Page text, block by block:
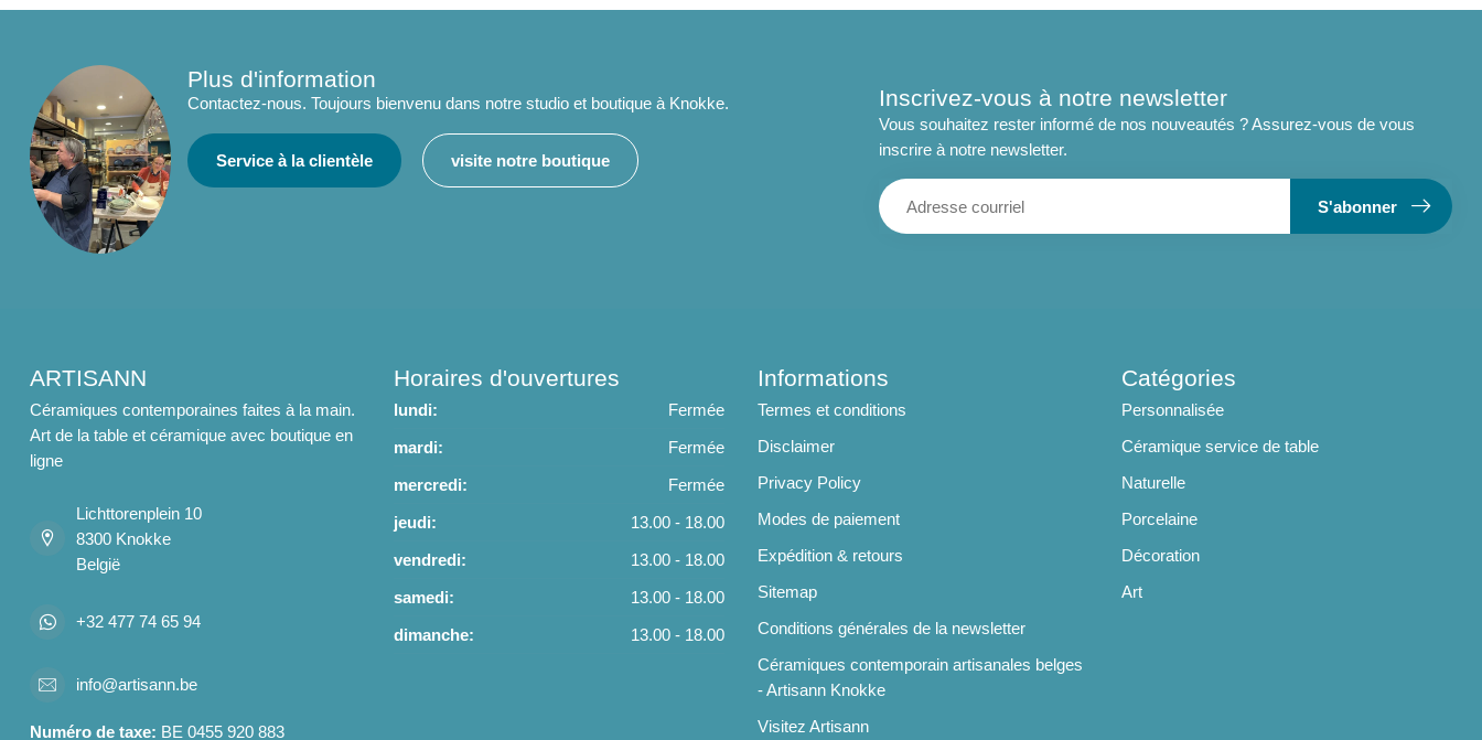
Plus d'information
Contactez-nous. Toujours bienvenu dans notre studio et boutique à Knokke.
Service à la clientèle visite notre boutique
Inscrivez-vous à notre newsletter
Vous souhaitez rester informé de nos nouveautés ? Assurez-vous de vous
inscrire à notre newsletter.
S'abonner
ARTISANN
Céramiques contemporaines faites à la main.
Art de la table et céramique avec boutique en
ligne
Lichttorenplein 10
8300 Knokke
België
+32 477 74 65 94
info@artisann.be
Numéro de taxe: BE 0455 920 883
Horaires d'ouvertures
lundi:
Fermée
mardi:
Fermée
mercredi:
Fermée
jeudi:
13.00 - 18.00
vendredi:
13.00 - 18.00
samedi:
13.00 - 18.00
dimanche:
13.00 - 18.00
Informations
Termes et conditions
Disclaimer
Privacy Policy
Modes de paiement
Expédition & retours
Sitemap
Conditions générales de la newsletter
Céramiques contemporain artisanales belges
- Artisann Knokke
Visitez Artisann
Catégories
Personnalisée
Céramique service de table
Naturelle
Porcelaine
Décoration
Art